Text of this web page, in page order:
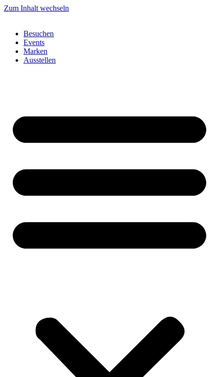
Zum Inhalt wechseln
Besuchen
Events
Marken
Ausstellen